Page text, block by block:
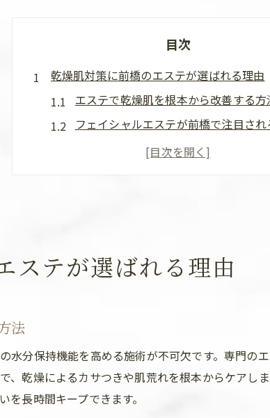
目次
乾燥肌対策に前橋のエステが選ばれる理由
エステで乾燥肌を根本から改善する方
フェイシャルエステが前橋で注目さ
肌質改善に強いエステサロンの特徴とは
群馬で話題のエステサロンが潤う肌へ
肌質改善をめざすならエステ活用が鍵
エステの活用で肌質改善を目指すポイ
ステが選ばれる理由
法
水分保持機能を高める施術が不可欠です。専門の
、乾燥によるカサつきや肌荒れを根本からケアし
長時間キープできます。